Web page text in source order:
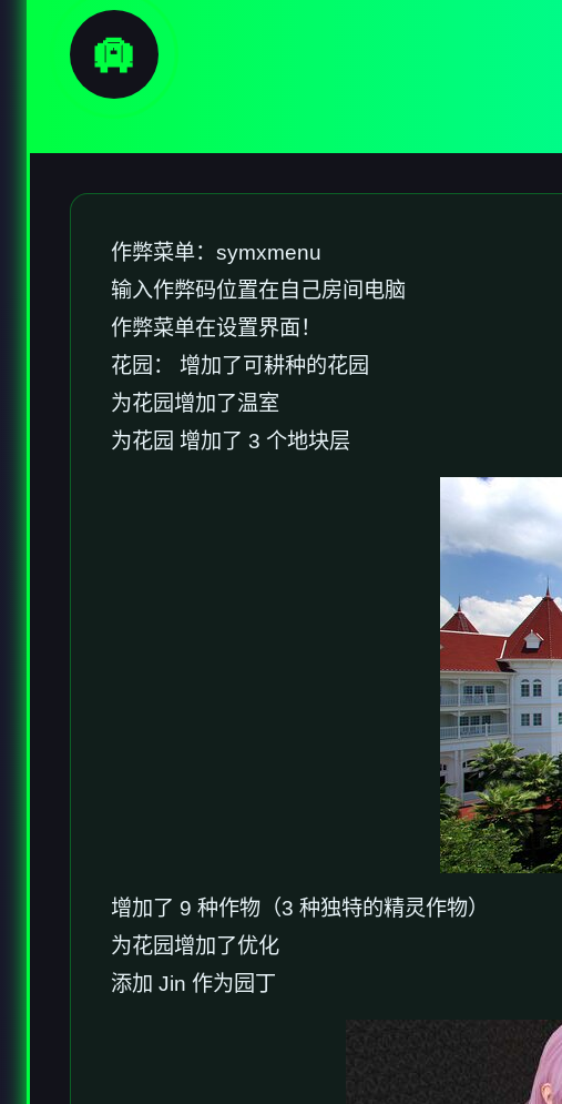
🛄
作弊菜单：symxmenu
输入作弊码位置在自己房间电脑
作弊菜单在设置界面！
花园： 增加了可耕种的花园
为花园增加了温室
为花园 增加了 3 个地块层
增加了 9 种作物（3 种独特的精灵作物）
为花园增加了优化
添加 Jin 作为园丁